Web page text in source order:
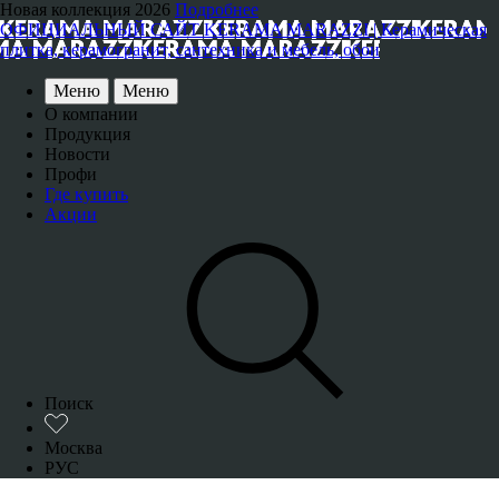
Новая коллекция 2026 Подробнее
ОФИЦИАЛЬНЫЙ САЙТ KERAMA MARAZZI | Керамическая
плитка, керамогранит, сантехника и мебель, обои
Меню
Меню
О компании
Продукция
Новости
Профи
Где купить
Акции
Поиск
Москва
РУС